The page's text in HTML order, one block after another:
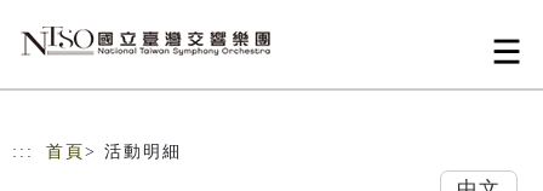
::: 首頁 > 活動明細
中文